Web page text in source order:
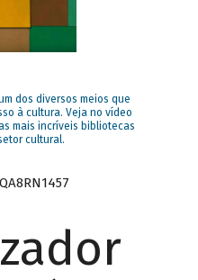
dos diversos meios que
à cultura. Veja no vídeo
mais incríveis bibliotecas
cultural.